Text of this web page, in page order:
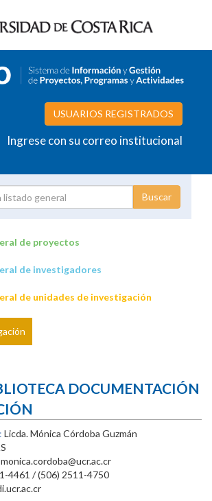
USUARIOS REGISTRADOS
Ingrese con su correo institucional
de investigación
de proyectos
de investigadores
de unidades de investigación
DOCUMENTACIÓN
Licda. Mónica Córdoba Guzmán
monica.cordoba@ucr.ac.cr
4461 / (506) 2511-4750